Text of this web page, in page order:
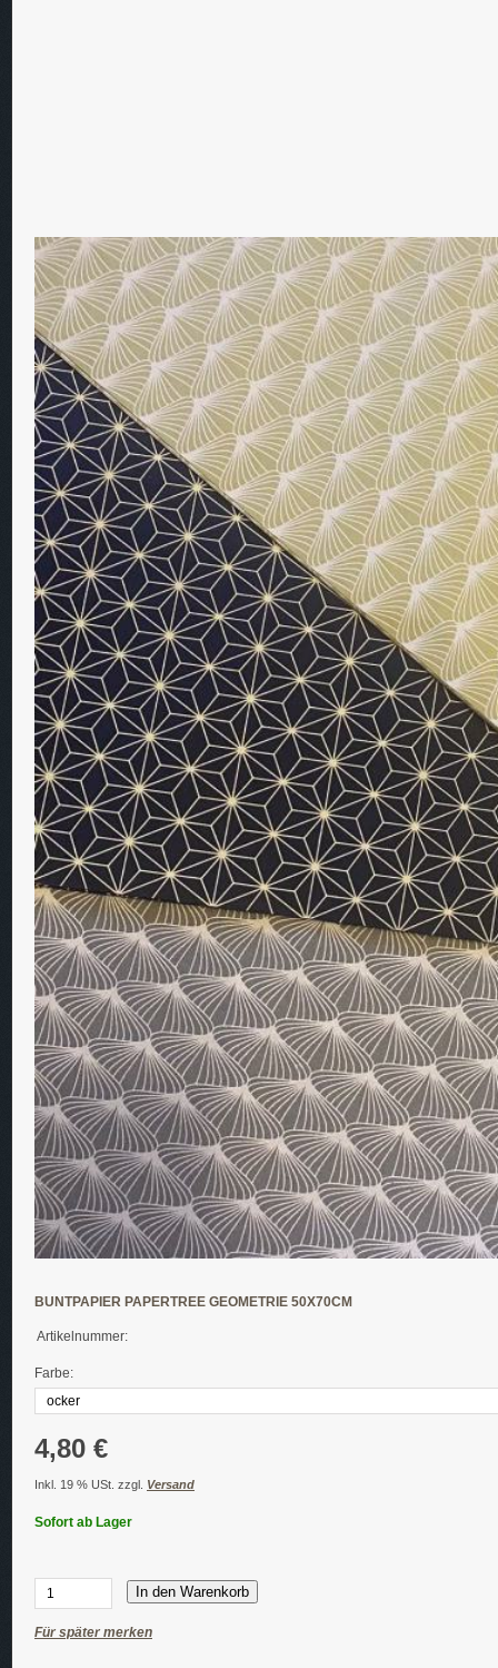
BUNTPAPIER PAPERTREE GEOMETRIE 50X70CM
Artikelnummer:
Farbe:
4,80 €
Inkl. 19 % USt. zzgl. Versand
Sofort ab Lager
In den Warenkorb
Für später merken